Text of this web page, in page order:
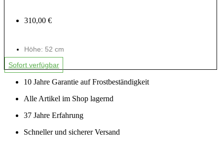
310,00 €
Höhe: 52 cm
Sofort verfügbar
10 Jahre Garantie auf Frostbeständigkeit
Alle Artikel im Shop lagernd
37 Jahre Erfahrung
Schneller und sicherer Versand